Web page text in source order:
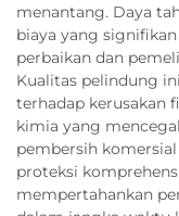
menantang. Daya
biaya yang
perbaikan dan
Kualitas pelindung
terhadap kerusakan
kimia yang
pembersih
proteksi
mempertahankan